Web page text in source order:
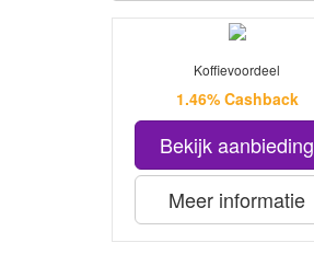
Koffievoordeel
1.46% Cashback
Bekijk aanbieding
Meer informatie